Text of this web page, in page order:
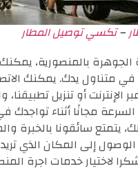
–تكسي توصيل المطار
بالمنصورية، يمكنك
متناول يدك. يمكنك
الإنترنت أو تنزيل تطبيقنا،
السرعة مجانًا أثناء تواجدك
يتمتع سائقونا بالخبرة
إلى المكان الذي
لاختيار خدمات اجرة